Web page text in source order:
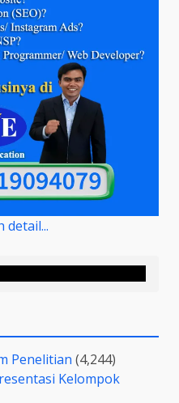
detail...
Penelitian (4,244)
Kelompok